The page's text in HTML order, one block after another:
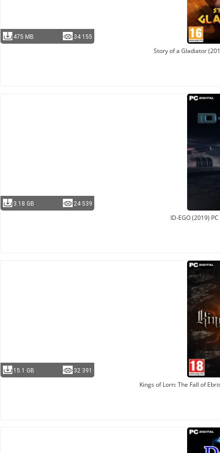
475 MB 34 155
Story of a Gladiator
3.18 GB 24 539
ID-EGO (2019)
15.1 GB 32 391
Kings of Lorn: The Fall of